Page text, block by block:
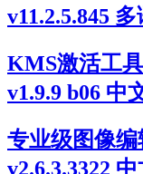
v11.2.5.845
KMS激活工
v1.9.9 b06 中
专业级图像
v2.6.3.3322